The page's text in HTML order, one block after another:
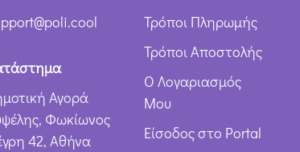
Αγορά
Φωκίωνος
42, Αθήνα
Τρόποι Πληρωμής
Τρόποι Αποστολής
Ο Λογαριασμός
Μου
Είσοδος στο Portal